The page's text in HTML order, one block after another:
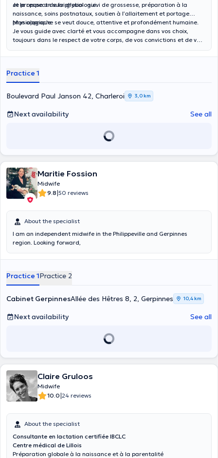
et le respect de la physiologie.
Je propose un suivi global : suivi de grossesse, préparation à la
naissance, soins postnataux, soutien à l’allaitement et portage
physiologique.
Mon approche se veut douce, attentive et profondément humaine.
Je vous guide avec clarté et vous accompagne dans vos choix,
toujours dans le respect de votre corps, de vos convictions et de vos
Practice 1
Boulevard Paul Janson 42, Charleroi 3,0 km
Next availability See all
Maritie Fossion
Midwife
9.8|50 reviews
About the specialist
I am an independent midwife in the Philippeville and Gerpinnes
region. Looking forward,
Practice 1Practice 2
Cabinet GerpinnesAllée des Hêtres 8, 2, Gerpinnes 10,4 km
Next availability See all
Claire Gruloos
Midwife
10.0|24 reviews
About the specialist
Consultante en lactation certifiée IBCLC
Centre médical de Lillois
Préparation globale à la naissance et à la parentalité